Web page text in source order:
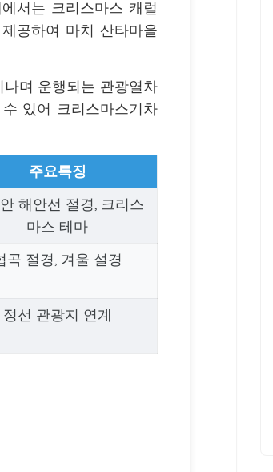
서는 크리스마스 캐럴
공하여 마치 산타마을
며 운행되는 관광열차
있어 크리스마스기차
주요특징
해안선 절경, 크리스
마스 테마
곡 절경, 겨울 설경
정선 관광지 연계